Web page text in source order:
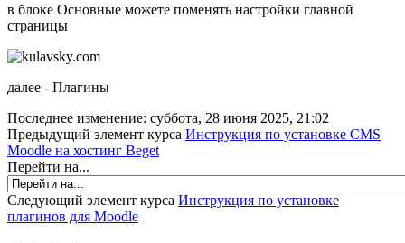
в блоке Основные можете поменять настройки главной
страницы
далее - Плагины
Последнее изменение: суббота, 28 июня 2025, 21:02
Предыдущий элемент курса Инструкция по установке CMS
Moodle на хостинг Beget
Перейти на...
Следующий элемент курса Инструкция по установке
плагинов для Moodle